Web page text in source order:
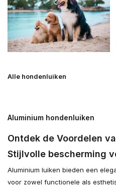
Alle hondenluiken
Aluminium hondenluiken
Ontdek de Voordelen
Stijlvolle bescherming
Aluminium luiken bieden een
voor zowel functionele als